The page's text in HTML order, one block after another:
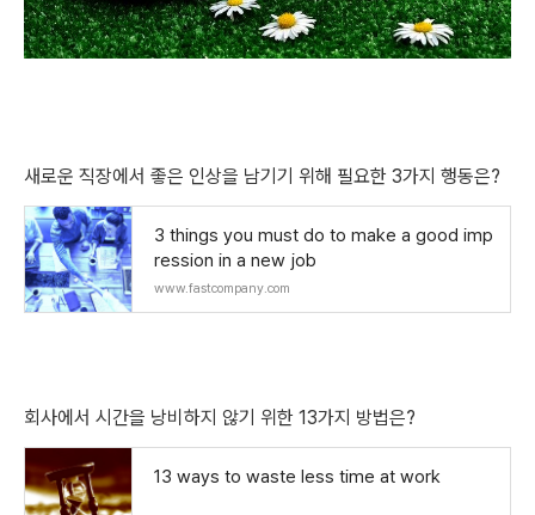
새로운 직장에서 좋은 인상을 남기기 위해 필요한 3가지 행동은?
3 things you must do to make a good imp
ression in a new job
www.fastcompany.com
회사에서 시간을 낭비하지 않기 위한 13가지 방법은?
13 ways to waste less time at work